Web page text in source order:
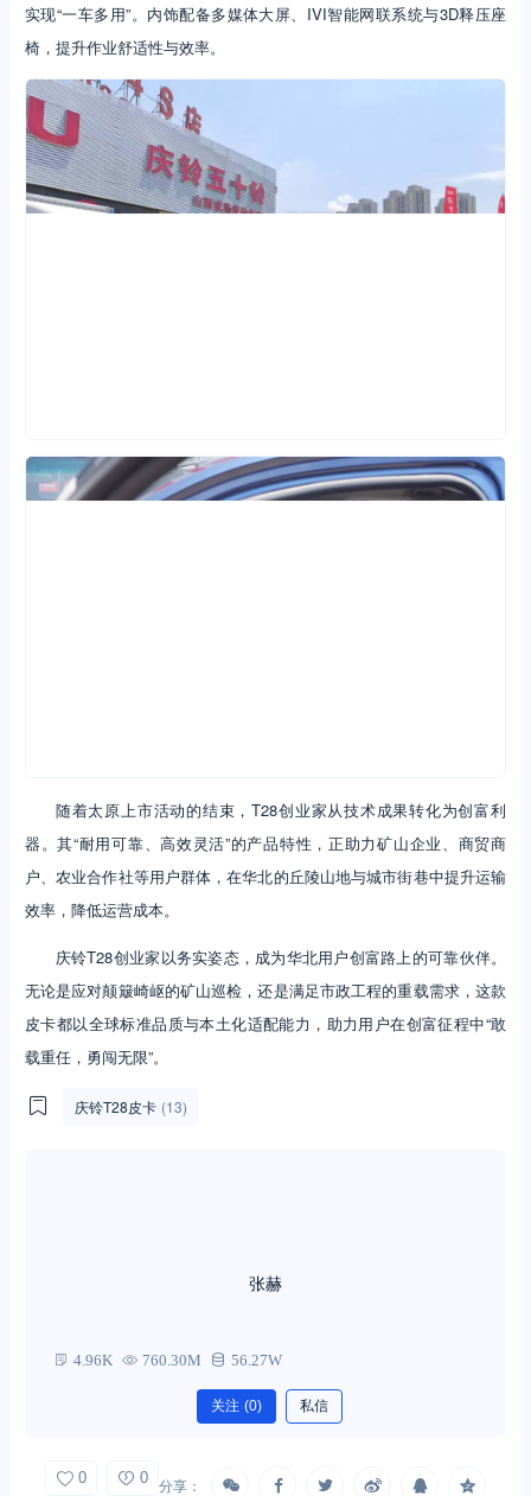
实现“一车多用”。内饰配备多媒体大屏、IVI智能网联系统与3D释压座
椅，提升作业舒适性与效率。
随着太原上市活动的结束，T28创业家从技术成果转化为创富利
器。其“耐用可靠、高效灵活”的产品特性，正助力矿山企业、商贸商
户、农业合作社等用户群体，在华北的丘陵山地与城市街巷中提升运输
效率，降低运营成本。
庆铃T28创业家以务实姿态，成为华北用户创富路上的可靠伙伴。
无论是应对颠簸崎岖的矿山巡检，还是满足市政工程的重载需求，这款
皮卡都以全球标准品质与本土化适配能力，助力用户在创富征程中“敢
载重任，勇闯无限”。
庆铃T28皮卡 (13)
张赫
4.96K 760.30M 56.27W
关注 (0) 私信
0 0 分享：